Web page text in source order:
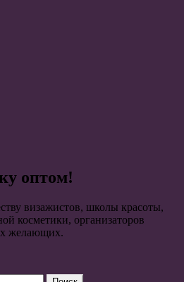
оптом!
визажистов, школы красоты,
косметики, организаторов
желающих.